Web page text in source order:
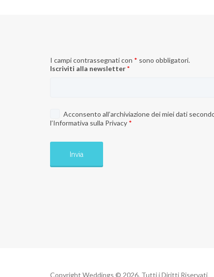
I campi contrassegnati con * sono obbligatori.
Iscriviti alla newsletter*
Acconsento all’archiviazione dei miei dati
l’Informativa sulla Privacy *
Copyright Weddings © 2026. Tutti i Diritti Riservati